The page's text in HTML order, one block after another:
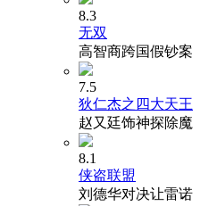
8.3
无双
高智商跨国假钞案
7.5
狄仁杰之四大天王
赵又廷饰神探除魔
8.1
侠盗联盟
刘德华对决让雷诺